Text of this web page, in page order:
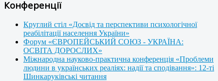
Конференції
Круглий стіл «Досвід та перспективи психологічної
реабілітації населення України»
Форум «ЄВРОПЕЙСЬКИЙ СОЮЗ - УКРАЇНА:
ОСВІТА ДОРОСЛИХ»
Міжнародна науково-практична конференція «Проблеми
людини в українських реаліях: надії та сподівання»: 12-ті
Шинкаруківські читання